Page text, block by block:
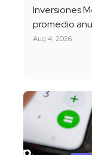
Inversiones
promedio
Aug 4, 2026